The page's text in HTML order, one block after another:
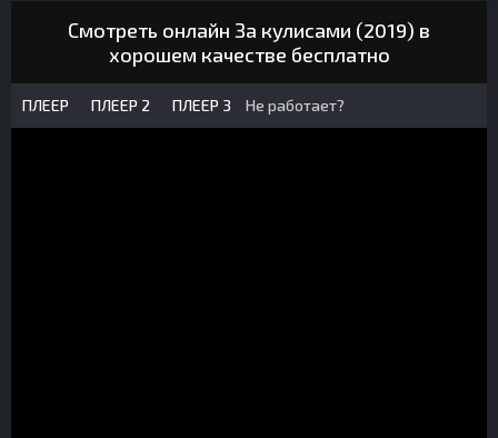
Смотреть онлайн За кулисами (2019) в
хорошем качестве бесплатно
ПЛЕЕР ПЛЕЕР 2 ПЛЕЕР 3 Не работает?